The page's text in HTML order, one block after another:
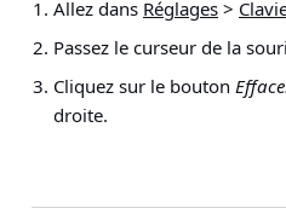
Allez dans Réglages >
Passez le curseur de la
Cliquez sur le bouton
droite.